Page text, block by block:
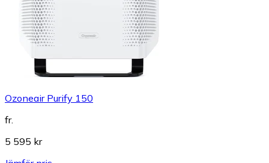
Ozoneair Purify 150
fr.
5 595 kr